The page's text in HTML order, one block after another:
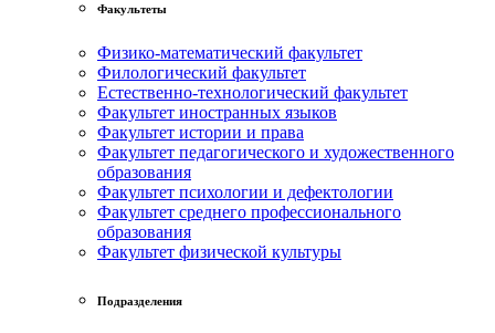
Факультеты
Физико-математический факультет
Филологический факультет
Естественно-технологический факультет
Факультет иностранных языков
Факультет истории и права
Факультет педагогического и художественного
образования
Факультет психологии и дефектологии
Факультет среднего профессионального
образования
Факультет физической культуры
Подразделения